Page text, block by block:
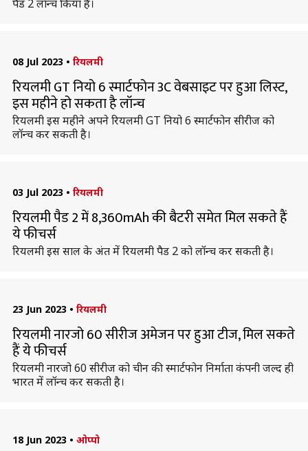
पैड 2 लॉन्च किया है।
08 Jul 2023 • रियलमी
रियलमी GT नियो 6 स्मार्टफोन 3C वेबसाइट पर हुआ लिस्ट,
इस महीने हो सकता है लॉन्च
रियलमी इस महीने अपने रियलमी GT नियो 6 स्मार्टफोन सीरीज को
लॉन्च कर सकती है।
03 Jul 2023 • रियलमी
रियलमी पैड 2 में 8,360mAh की बैटरी समेत मिल सकते हैं
ये फीचर्स
रियलमी इस साल के अंत में रियलमी पैड 2 को लॉन्च कर सकती है।
23 Jun 2023 • रियलमी
रियलमी नारजो 60 सीरीज अमेजन पर हुआ टीज, मिल सकते
हैं ये फीचर्स
रियलमी नारजो 60 सीरीज को चीन की स्मार्टफोन निर्माता कंपनी जल्द ही
भारत में लॉन्च कर सकती है।
18 Jun 2023 • ओप्पो